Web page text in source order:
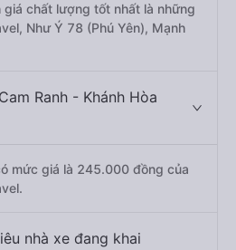
giá chất lượng tốt nhất là những
Như Ý 78 (Phú Yên), Mạnh
Ranh - Khánh Hòa
mức giá là 245.000 đồng của
nhà xe đang khai